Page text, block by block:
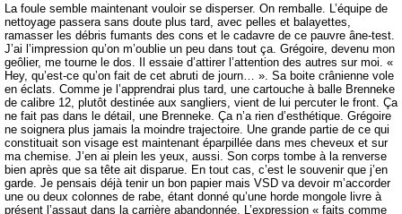
La foule semble maintenant vouloir se disperser. On remballe. L’équipe de
nettoyage passera sans doute plus tard, avec pelles et balayettes,
ramasser les débris fumants des cons et le cadavre de ce pauvre âne-test.
J’ai l’impression qu’on m’oublie un peu dans tout ça. Grégoire, devenu mon
geôlier, me tourne le dos. Il essaie d’attirer l’attention des autres sur moi. «
Hey, qu’est-ce qu’on fait de cet abruti de journ… ». Sa boite crânienne vole
en éclats. Comme je l’apprendrai plus tard, une cartouche à balle Brenneke
de calibre 12, plutôt destinée aux sangliers, vient de lui percuter le front. Ça
ne fait pas dans le détail, une Brenneke. Ça n’a rien d’esthétique. Grégoire
ne soignera plus jamais la moindre trajectoire. Une grande partie de ce qui
constituait son visage est maintenant éparpillée dans mes cheveux et sur
ma chemise. J’en ai plein les yeux, aussi. Son corps tombe à la renverse
bien après que sa tête ait disparue. En tout cas, c’est le souvenir que j’en
garde. Je pensais déjà tenir un bon papier mais VSD va devoir m’accorder
une ou deux colonnes de rabe, étant donné qu’une horde mongole livre à
présent l’assaut dans la carrière abandonnée. L’expression « faits comme